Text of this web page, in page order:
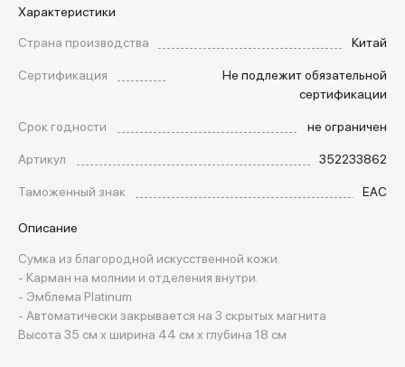
Характеристики
Страна производства
Китай
Сертификация
Не подлежит обязательной
сертификации
Срок годности
не ограничен
Артикул
352233862
Таможенный знак
EAC
Описание
Сумка из благородной искусственной кожи.
- Карман на молнии и отделения внутри.
- Эмблема Platinum
- Автоматически закрывается на 3 скрытых магнита
Высота 35 см х ширина 44 см х глубина 18 см